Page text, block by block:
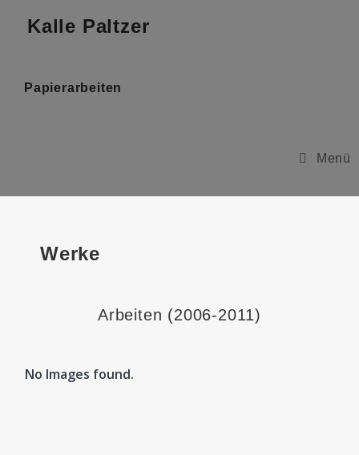
Kalle Paltzer
Papierarbeiten
Menü
Werke
Arbeiten (2006-2011)
No Images found.